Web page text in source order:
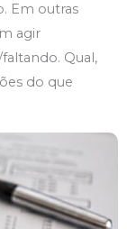
Em outras
agir
Qual,
do que